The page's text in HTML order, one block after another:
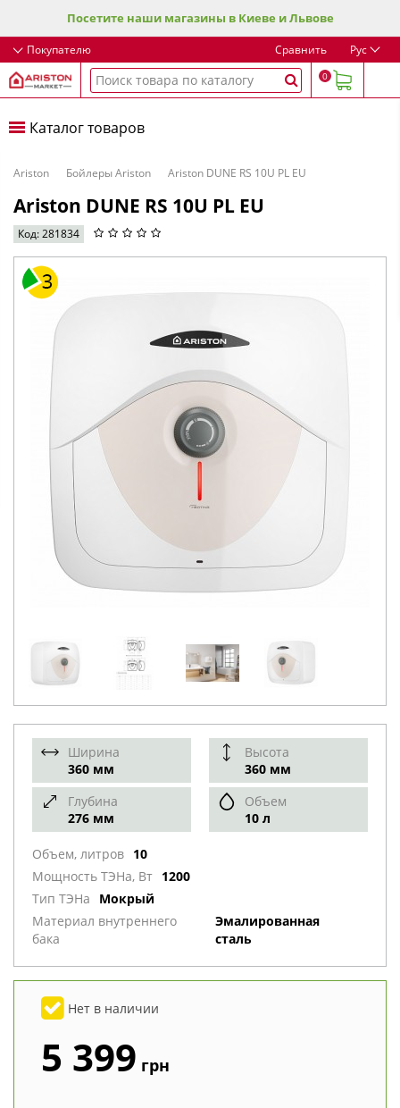
Посетите наши магазины в Киеве и Львове
Покупателю Сравнить Рус
0
Каталог товаров
Ariston Бойлеры Ariston Ariston DUNE RS 10U PL EU
Ariston DUNE RS 10U PL EU
Код: 281834
Ширина
360 мм
Высота
360 мм
Глубина
276 мм
Объем
10 л
Объем, литров 10
Мощность ТЭНа, Вт 1200
Тип ТЭНа
Мокрый
Материал внутреннего
бака
Эмалированная
сталь
Нет в наличии
5 399 грн